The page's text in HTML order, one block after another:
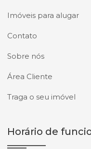
Imóveis para alugar
Contato
Sobre nós
Área Cliente
Traga o seu imóvel
Horário de